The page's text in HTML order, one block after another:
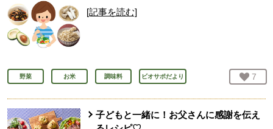
[記事を読む]
野菜 お米 調味料 ビオサポだより お気
7
子どもと一緒に！お父さんに感謝を伝え